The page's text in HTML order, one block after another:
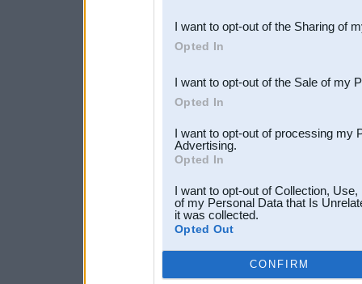
Downstream Participants
third parties.
I want to opt-out of the Sharing of
Opted In
I want to opt-out of the Sale of my
Opted In
I want to opt-out of processing my
Advertising.
Opted In
I want to opt-out of Collection,
of my Personal Data that Is
it was collected.
Opted Out
CONFIRM